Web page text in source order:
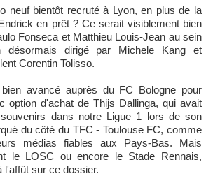
en prêt ? Ce serait visiblement bien
Fonseca et Matthieu Louis-Jean au sein
désormais dirigé par Michele Kang et
Corentin Tolisso.
avancé auprès du FC Bologne pour
option d'achat de Thijs Dallinga, qui avait
dans notre Ligue 1 lors de son
du côté du TFC - Toulouse FC, comme
médias fiables aux Pays-Bas. Mais
le LOSC ou encore le Stade Rennais,
l'affût sur ce dossier.